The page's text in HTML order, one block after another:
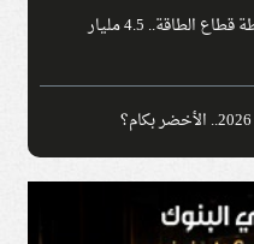
وزيرا التخطيط والبترول يبحثان خطة قطاع الطاقة.. 4.5 مليار